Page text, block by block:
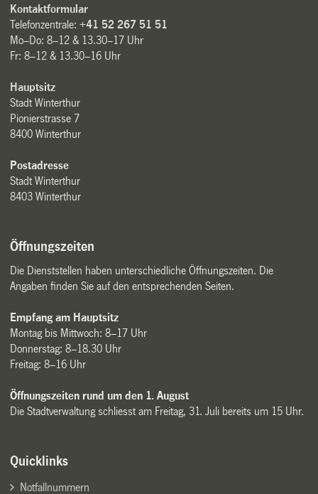
Kontaktformular
Telefonzentrale:+41 52 267 51 51
Mo–Do: 8–12 & 13.30–17 Uhr
Fr: 8–12 & 13.30–16 Uhr
Hauptsitz
Stadt Winterthur
Pionierstrasse 7
8400 Winterthur
Postadresse
Stadt Winterthur
8403 Winterthur
Öffnungszeiten
Die Dienststellen haben unterschiedliche Öffnungszeiten. Die
Angaben finden Sie auf den entsprechenden Seiten.
Empfang am Hauptsitz
Montag bis Mittwoch: 8–17 Uhr
Donnerstag: 8–18.30 Uhr
Freitag: 8–16 Uhr
Öffnungszeiten rund um den 1. August
Die Stadtverwaltung schliesst am Freitag, 31. Juli bereits um 15 Uhr.
Quicklinks
Notfallnummern